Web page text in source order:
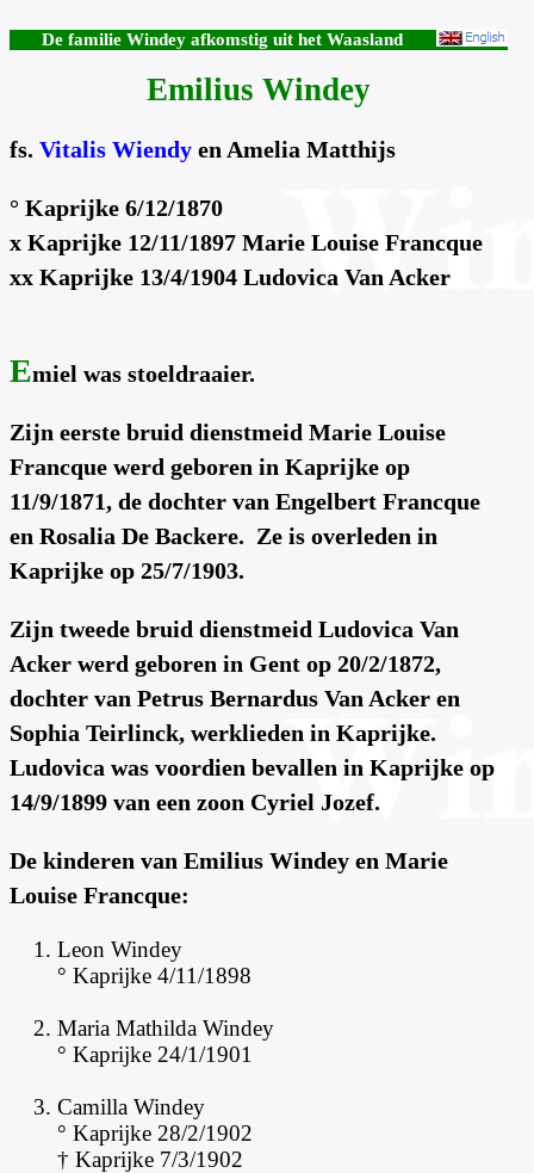
De familie Windey afkomstig uit het Waasland
Emilius Windey
fs. Vitalis Wiendy en Amelia Matthijs
° Kaprijke 6/12/1870
x Kaprijke 12/11/1897 Marie Louise Francque
xx Kaprijke 13/4/1904 Ludovica Van Acker
Emiel was stoeldraaier.
Zijn eerste bruid dienstmeid Marie Louise
Francque werd geboren in Kaprijke op
11/9/1871, de dochter van Engelbert Francque
en Rosalia De Backere. Ze is overleden in
Kaprijke op 25/7/1903.
Zijn tweede bruid dienstmeid Ludovica Van
Acker werd geboren in Gent op 20/2/1872,
dochter van Petrus Bernardus Van Acker en
Sophia Teirlinck, werklieden in Kaprijke.
Ludovica was voordien bevallen in Kaprijke op
14/9/1899 van een zoon Cyriel Jozef.
De kinderen van Emilius Windey en Marie
Louise Francque:
Leon Windey
° Kaprijke 4/11/1898
Maria Mathilda Windey
° Kaprijke 24/1/1901
Camilla Windey
° Kaprijke 28/2/1902
† Kaprijke 7/3/1902